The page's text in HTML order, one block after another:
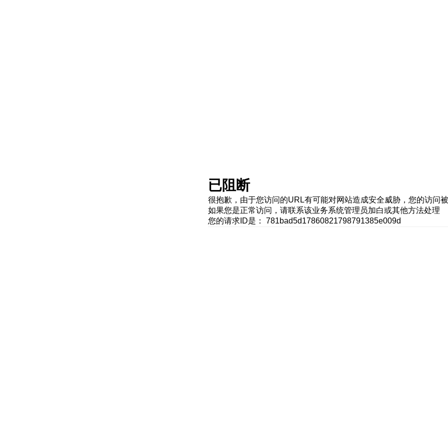
已阻断
很抱歉，由于您访问的URL有可能对网站造成安全威胁，您的访问
如果您是正常访问，请联系该业务系统管理员加白或其他方法处理
您的请求ID是： 781bad5d17860821798791385e009d